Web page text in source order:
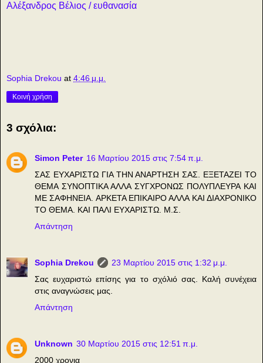
Αλέξανδρος Βέλιος / ευθανασία
Sophia Drekou at 4:46 μ.μ.
Κοινή χρήση
3 σχόλια:
Simon Peter 16 Μαρτίου 2015 στις 7:54 π.μ.
ΣΑΣ ΕΥΧΑΡΙΣΤΩ ΓΙΑ ΤΗΝ ΑΝΑΡΤΗΣΗ ΣΑΣ. ΕΞΕΤΑΖΕΙ ΤΟ
ΘΕΜΑ ΣΥΝΟΠΤΙΚΑ ΑΛΛΑ ΣΥΓΧΡΟΝΩΣ ΠΟΛΥΠΛΕΥΡΑ ΚΑΙ
ΜΕ ΣΑΦΗΝΕΙΑ. ΑΡΚΕΤΑ ΕΠΙΚΑΙΡΟ ΑΛΛΑ ΚΑΙ ΔΙΑΧΡΟΝΙΚΟ
ΤΟ ΘΕΜΑ. ΚΑΙ ΠΑΛΙ ΕΥΧΑΡΙΣΤΩ. Μ.Σ.
Απάντηση
Sophia Drekou
23 Μαρτίου 2015 στις 1:32 μ.μ.
Σας ευχαριστώ επίσης για το σχόλιό σας. Καλή συνέχεια
στις αναγνώσεις μας.
Απάντηση
Unknown 30 Μαρτίου 2015 στις 12:51 π.μ.
2000 χρονια